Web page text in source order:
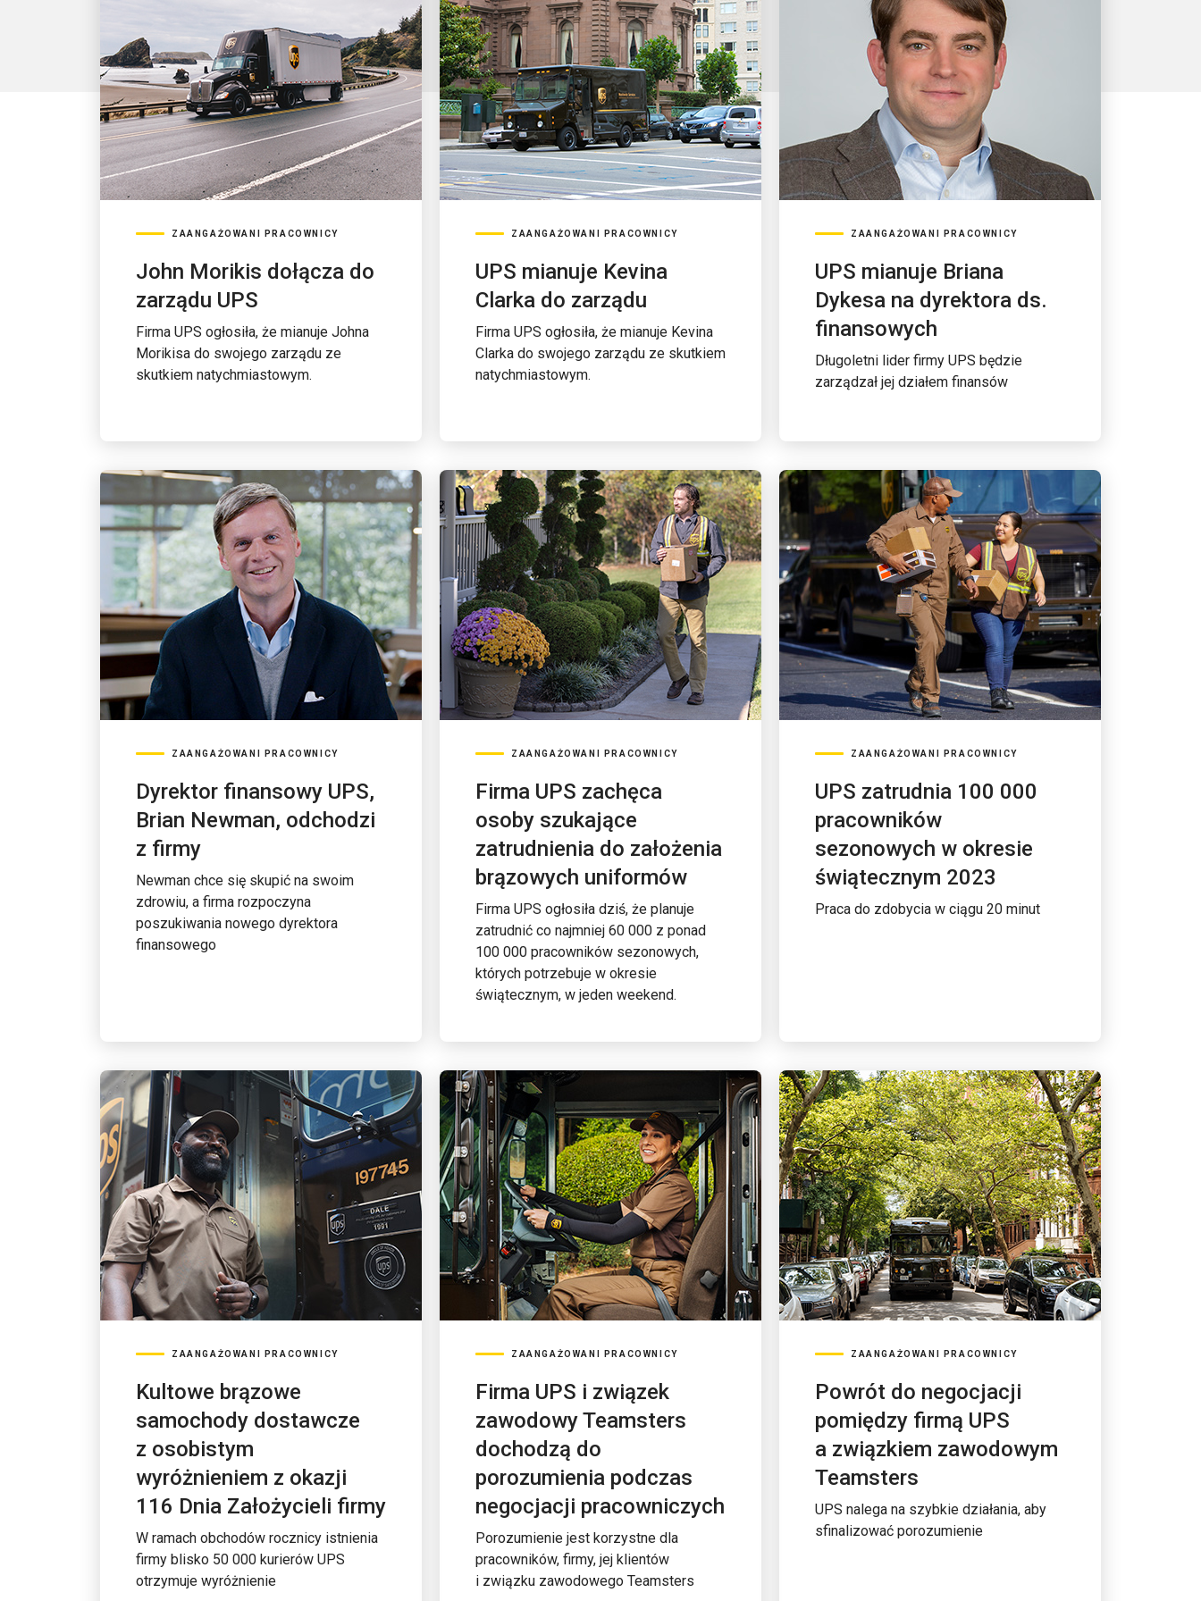
ZAANGAŻOWANI PRACOWNICY
John Morikis dołącza do
zarządu UPS
Firma UPS ogłosiła, że mianuje Johna
Morikisa do swojego zarządu ze
skutkiem natychmiastowym.
ZAANGAŻOWANI PRACOWNICY
UPS mianuje Kevina
Clarka do zarządu
Firma UPS ogłosiła, że mianuje Kevina
Clarka do swojego zarządu ze skutkiem
natychmiastowym.
ZAANGAŻOWANI PRACOWNICY
UPS mianuje Briana
Dykesa na dyrektora ds.
finansowych
Długoletni lider firmy UPS będzie
zarządzał jej działem finansów
ZAANGAŻOWANI PRACOWNICY
Dyrektor finansowy UPS,
Brian Newman, odchodzi
z firmy
Newman chce się skupić na swoim
zdrowiu, a firma rozpoczyna
poszukiwania nowego dyrektora
finansowego
ZAANGAŻOWANI PRACOWNICY
Firma UPS zachęca
osoby szukające
zatrudnienia do założenia
brązowych uniformów
Firma UPS ogłosiła dziś, że planuje
zatrudnić co najmniej 60 000 z ponad
100 000 pracowników sezonowych,
których potrzebuje w okresie
świątecznym, w jeden weekend.
ZAANGAŻOWANI PRACOWNICY
UPS zatrudnia 100 000
pracowników
sezonowych w okresie
świątecznym 2023
Praca do zdobycia w ciągu 20 minut
ZAANGAŻOWANI PRACOWNICY
Kultowe brązowe
samochody dostawcze
z osobistym
wyróżnieniem z okazji
116 Dnia Założycieli firmy
W ramach obchodów rocznicy istnienia
firmy blisko 50 000 kurierów UPS
otrzymuje wyróżnienie
ZAANGAŻOWANI PRACOWNICY
Firma UPS i związek
zawodowy Teamsters
dochodzą do
porozumienia podczas
negocjacji pracowniczych
Porozumienie jest korzystne dla
pracowników, firmy, jej klientów
i związku zawodowego Teamsters
ZAANGAŻOWANI PRACOWNICY
Powrót do negocjacji
pomiędzy firmą UPS
a związkiem zawodowym
Teamsters
UPS nalega na szybkie działania, aby
sfinalizować porozumienie